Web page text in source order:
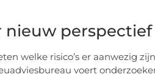
nieuw perspectief
welke risico’s er aanwezig
voert